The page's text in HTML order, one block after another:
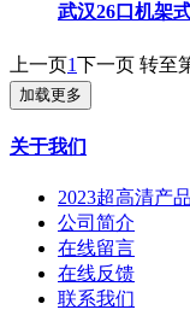
武汉26口机架
上一页1下一页 转至
加载更多
关于我们
2023超高清产品
公司简介
在线留言
在线反馈
联系我们